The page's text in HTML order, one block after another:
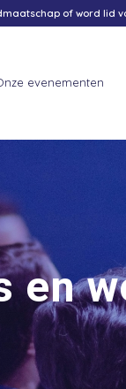
of word lid
evenementen
en